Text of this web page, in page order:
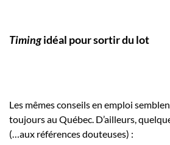
Timingidéal pour sortir du lot
Les mêmes conseils en emploi
toujours au Québec. D’ailleurs,
(…aux références douteuses) :